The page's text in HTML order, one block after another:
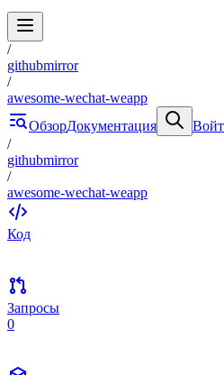
/
githubmirror
/
awesome-wechat-weapp
ОбзорДокументация
/
githubmirror
/
awesome-wechat-weapp
Код
Запросы
0